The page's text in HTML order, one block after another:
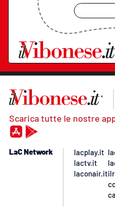
Scarica tutte le nostre
LaC Network
lacplay.it
lactv.it
laconair.it